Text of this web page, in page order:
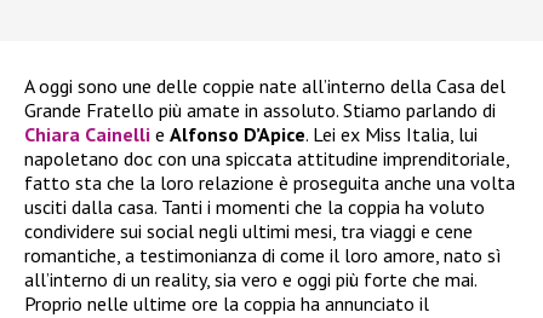
A oggi sono une delle coppie nate all’interno della Casa del
Grande Fratello più amate in assoluto. Stiamo parlando di
Chiara Cainelli e Alfonso D’Apice. Lei ex Miss Italia, lui
napoletano doc con una spiccata attitudine imprenditoriale,
fatto sta che la loro relazione è proseguita anche una volta
usciti dalla casa. Tanti i momenti che la coppia ha voluto
condividere sui social negli ultimi mesi, tra viaggi e cene
romantiche, a testimonianza di come il loro amore, nato sì
all’interno di un reality, sia vero e oggi più forte che mai.
Proprio nelle ultime ore la coppia ha annunciato il